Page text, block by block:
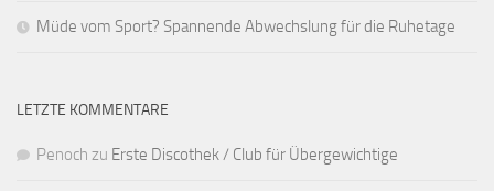
Müde vom Sport? Spannende Abwechslung für die Ruhetage
LETZTE KOMMENTARE
Penoch zu Erste Discothek / Club für Übergewichtige